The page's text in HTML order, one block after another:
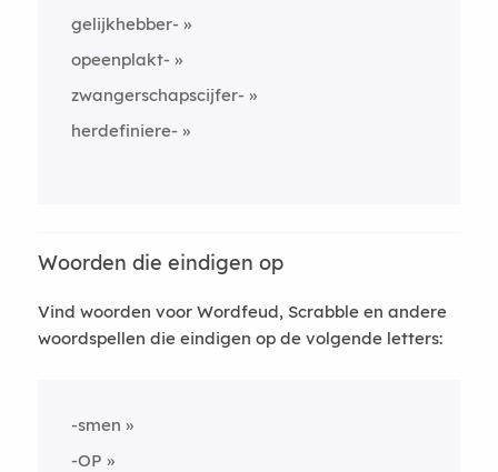
gelijkhebber-
opeenplakt-
zwangerschapscijfer-
herdefiniere-
Woorden die eindigen op
Vind woorden voor Wordfeud, Scrabble en andere
woordspellen die eindigen op de volgende letters:
-smen
-OP